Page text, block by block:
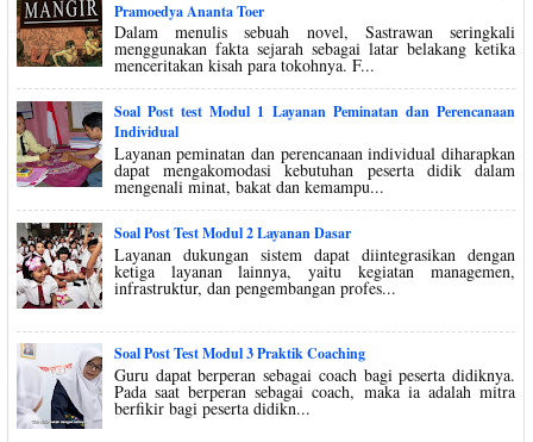
Pramoedya Ananta Toer
Dalam menulis sebuah novel, Sastrawan seringkali
menggunakan fakta sejarah sebagai latar belakang ketika
menceritakan kisah para tokohnya. F...
Soal Post test Modul 1 Layanan Peminatan dan Perencanaan
Individual
Layanan peminatan dan perencanaan individual diharapkan
dapat mengakomodasi kebutuhan peserta didik dalam
mengenali minat, bakat dan kemampu...
Soal Post Test Modul 2 Layanan Dasar
Layanan dukungan sistem dapat diintegrasikan dengan
ketiga layanan lainnya, yaitu kegiatan managemen,
infrastruktur, dan pengembangan profes...
Soal Post Test Modul 3 Praktik Coaching
Guru dapat berperan sebagai coach bagi peserta didiknya.
Pada saat berperan sebagai coach, maka ia adalah mitra
berfikir bagi peserta didikn...